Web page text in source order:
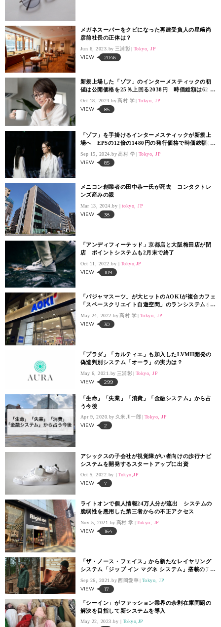
メガネスーパーをクビになった再建受負人の星﨑尚
彦前社長の正体は？
Jun 6, 2023. 三浦彰 Tokyo, JP
VIEW 2046
新規上場した「ゾフ」のインターメスティックの初
値は公開価格を25％上回る2038円 時価総額は623
Oct 18, 2024. 高村 学 Tokyo, JP
VIEW 85
「ゾフ」を手掛けるインターメスティックが新規上
場へ EPSの12倍の1480円の発行価格で時価総額は
Sep 15, 2024. 高村 学 Tokyo, JP
VIEW 85
メニコン創業者の田中恭一氏が死去 コンタクトレ
ンズ産みの親
Mar 13, 2024. tokyo, JP
VIEW 38
「アンディフィーテッド」京都店と大阪梅田店が閉
店 ポイントシステムも2月末で終了
Oct 11, 2022. Tokyo,JP
VIEW 109
「パジャマスーツ」が大ヒットのAOKIが複合カフェ
「スペースクリエイト自遊空間」のランシステムを
子会社化
May 24, 2022. 高村 学 Tokyo, JP
VIEW 30
「プラダ」「カルティエ」も加入したLVMH開発の
偽造判別システム「オーラ」の実力は？
May 6, 2021. 三浦彰 Tokyo, JP
VIEW 299
「生命」「失業」「消費」「金融システム」から占
う今後
Apr 9, 2020. 久米川一郎 Tokyo, JP
VIEW 2
アシックスの子会社が視覚障がい者向けの歩行ナビ
システムを開発するスタートアップに出資
Oct 5, 2022. Tokyo,JP
VIEW 7
ライトオンで個人情報24万人分が流出 システムの
脆弱性を悪用した第三者からの不正アクセス
Nov 5, 2021. 高村 学 Tokyo, JP
VIEW 164
「ザ・ノース・フェイス」から新たなレイヤリング
システム「ジップ イン マグネ システム」搭載のア
Sep 26, 2021. 西岡愛華 Tokyo, JP
VIEW 17
「シーイン」がファッション業界の余剰在庫問題の
解決を目指して新システムを導入
May 22, 2023. Tokyo,JP